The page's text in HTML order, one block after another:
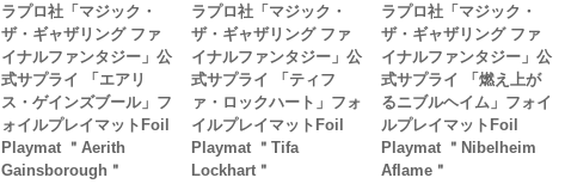
ラプロ社「マジック・
ザ・ギャザリング ファ
イナルファンタジー」公
式サプライ 「エアリ
ス・ゲインズブール」フ
ォイルプレイマットFoil
Playmat ＂Aerith
Gainsborough＂
ラプロ社「マジック・
ザ・ギャザリング ファ
イナルファンタジー」公
式サプライ 「ティフ
ァ・ロックハート」フォ
イルプレイマットFoil
Playmat ＂Tifa
Lockhart＂
ラプロ社「マジック・
ザ・ギャザリング ファ
イナルファンタジー」公
式サプライ 「燃え上が
るニブルヘイム」フォイ
ルプレイマットFoil
Playmat ＂Nibelheim
Aflame＂